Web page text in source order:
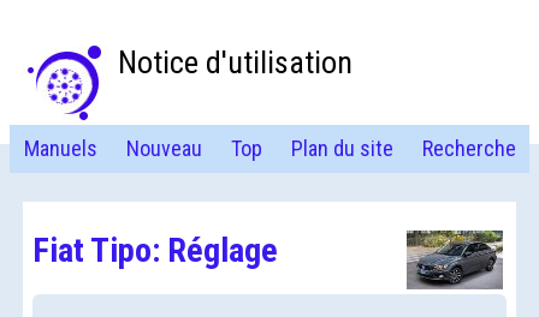
Notice d'utilisation
Manuels Nouveau Top Plan du site Recherche
Fiat Tipo: Réglage